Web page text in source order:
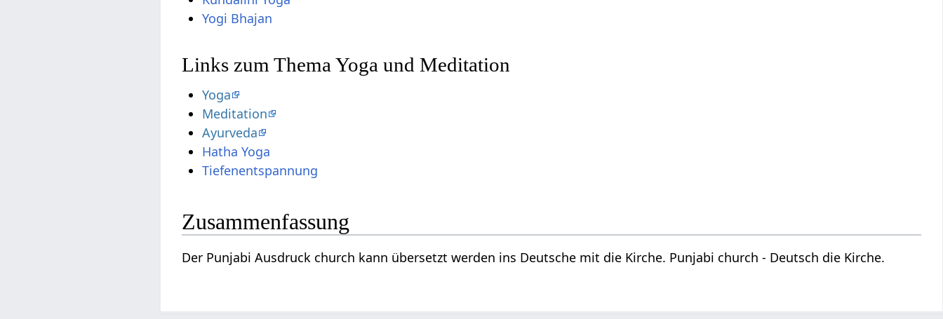
Yogi Bhajan
Links zum Thema Yoga und Meditation
Yoga
Meditation
Ayurveda
Hatha Yoga
Tiefenentspannung
Zusammenfassung
Der Punjabi Ausdruck church kann übersetzt werden ins Deutsche mit die Kirche. Punjabi church - Deutsch die Kirche.